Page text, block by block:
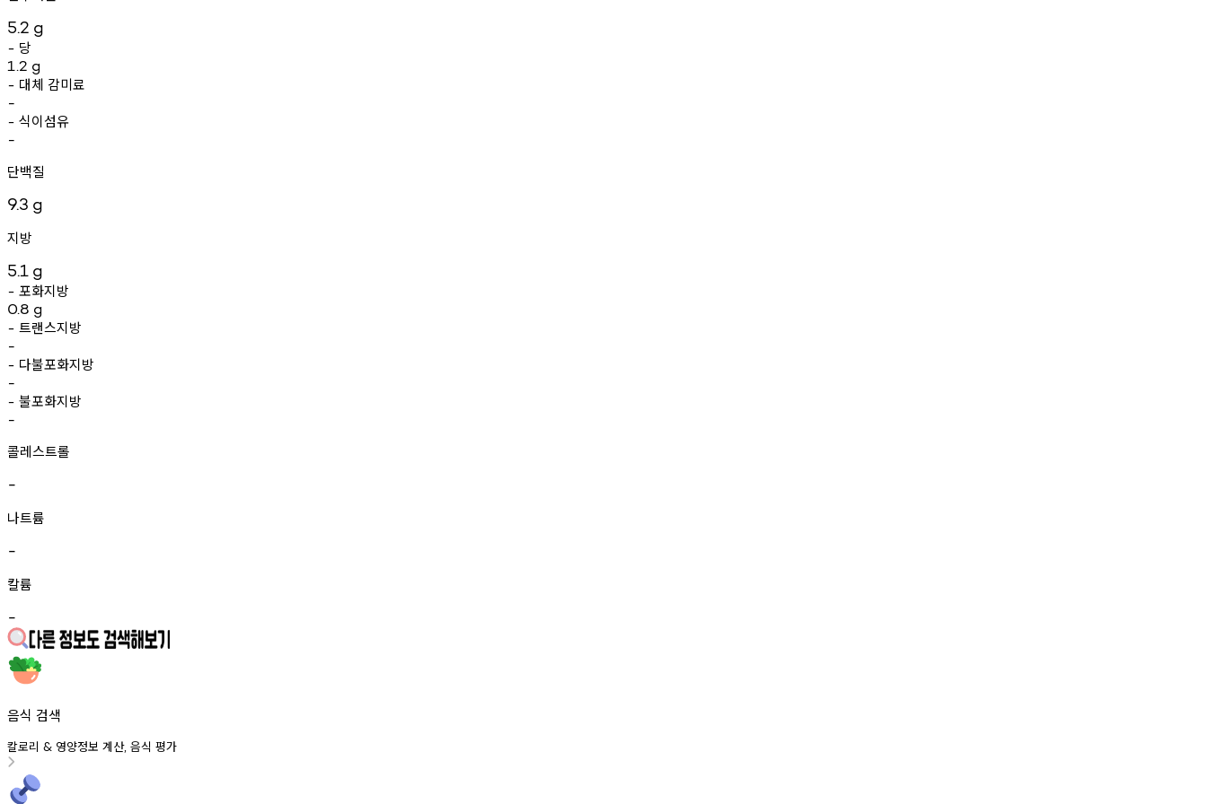
5.2 g
- 당
1.2 g
- 대체 감미료
-
- 식이섬유
-
단백질
9.3 g
지방
5.1 g
- 포화지방
0.8 g
- 트랜스지방
-
- 다불포화지방
-
- 불포화지방
-
콜레스트롤
-
나트륨
-
칼륨
-
음식 검색
칼로리 & 영양정보 계산, 음식 평가